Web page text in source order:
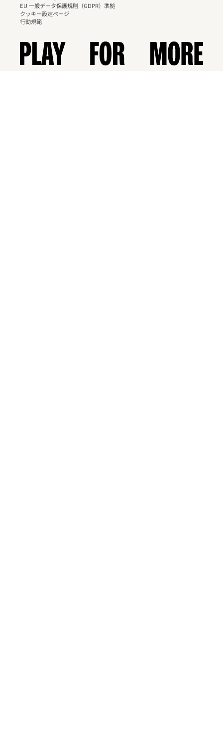
EU 一般データ保護規則（GDPR）準拠
クッキー設定ページ
行動規範